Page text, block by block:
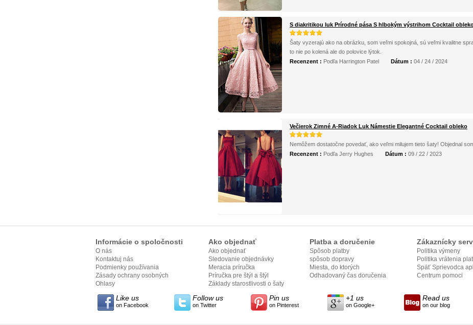
S diakritikou luk Prírodné pása S hlbokým výstrihom Cocktail
Šaty vyzerajú ako na obrázku, som veľmi spokojná, sú veľmi kvalitne
to nie po kolená ale do polovice lýtok.
Recenzent : Podľa Harrington Patel Dátum : 04 / 24 / 2024
Večierok Zimné A-Riadok Luk Námestie Elegantné Cocktail obleko
Nemôžem dostatočne povedať, ako veľmi milujem tieto šaty! Objednal
Recenzent : Podľa Jerry Hughes Dátum : 09 / 22 / 2023
Informácie o spoločnosti
O nás
Kontaktuj nás
Podmienky používania
Zásady ochrany osobných
údajov
Ohlasy
Ako objednať
Ako objednať
Sledovanie objednávky
Meracia príručka
Príručka pre štýl a štýl
Základy starostlivosti o šaty
Platba a doručenie
Spôsob platby
spôsob dopravy
Miesta, do ktorých
odovzdame
Odhadovaný čas doručenia
Zákaznícky
Politika výmeny
Politika vrátenia
Späť Sprievodca
Centrum pomoci
Like us
on Facebook
Follow us
on Twitter
Pin us
on Pinterest
+1 us
on Google+
Read us
on our blog